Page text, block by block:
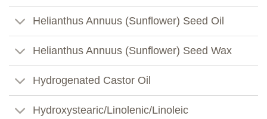
Helianthus Annuus (Sunflower) Seed Oil
Helianthus Annuus (Sunflower) Seed Wax
Hydrogenated Castor Oil
Hydroxystearic/Linolenic/Linoleic